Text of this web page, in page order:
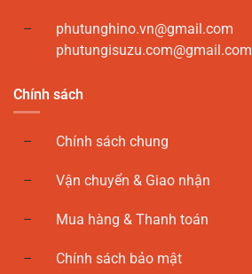
phutunghino.vn@gmail.com
phutungisuzu.com@gmail.com
Chính sách
Chính sách chung
Vận chuyển & Giao nhận
Mua hàng & Thanh toán
Chính sách bảo mật